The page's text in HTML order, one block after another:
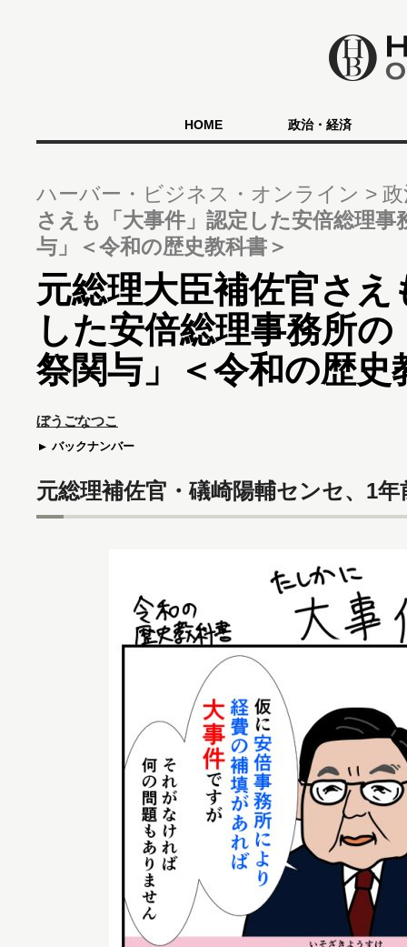
HOME 政治・経済
ハーバー・ビジネス・オンライン
さえも「大事件」認定した安倍総理
与」＜令和の歴史教科書＞
元総理大臣補佐官さ
した安倍総理事務所
祭関与」＜令和の歴史
ぼうごなつこ
バックナンバー
元総理補佐官・礒崎陽輔センセ、1